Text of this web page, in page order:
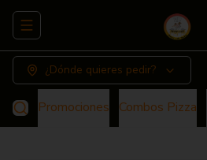
Abrir menu de navegación
¿Dónde quieres pedir?
Promociones Combos Pizza